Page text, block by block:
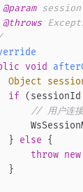
@param session
@throws
void
Object
if
// 用户连接
}
else {
throw new
}